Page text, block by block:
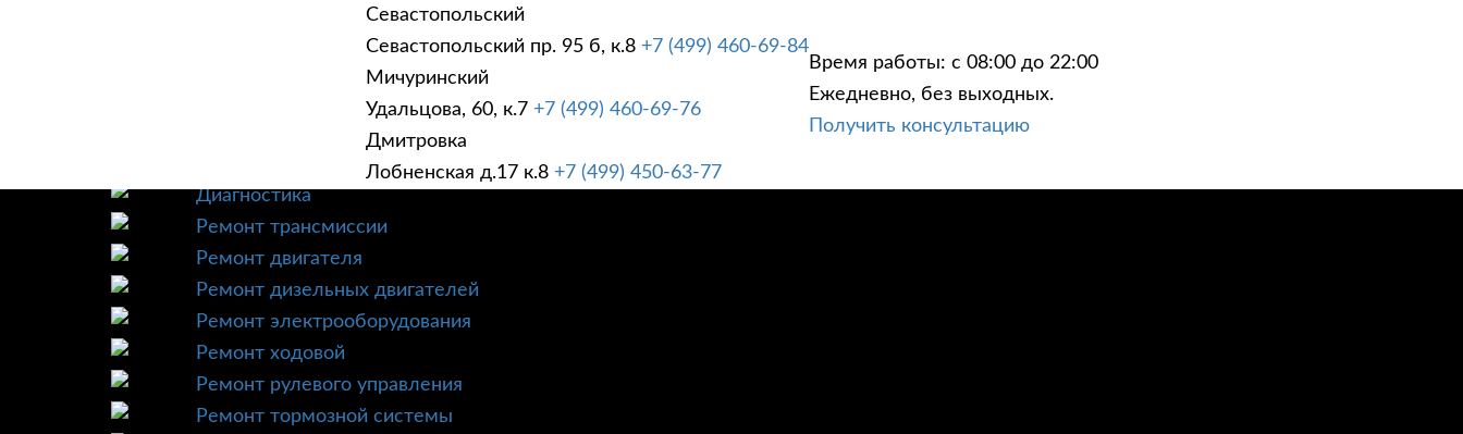
Севастопольский
Севастопольский пр. 95 б, к.8 +7 (499) 460-69-84
Мичуринский
Удальцова, 60, к.7 +7 (499) 460-69-76
Дмитровка
Лобненская д.17 к.8 +7 (499) 450-63-77
Время работы: с 08:00 до 22:00
Ежедневно, без выходных.
Получить консультацию
УСЛУГИ АКЦИИ
Техническое обслуживание
Диагностика
Ремонт трансмиссии
Ремонт двигателя
Ремонт дизельных двигателей
Ремонт электрооборудования
Ремонт ходовой
Ремонт рулевого управления
Ремонт тормозной системы